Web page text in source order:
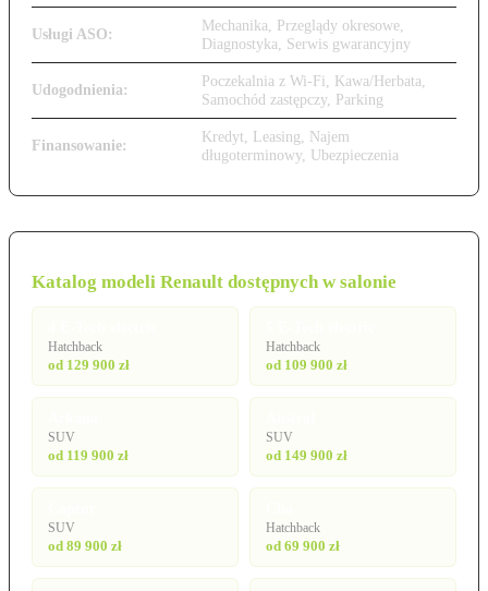
Usługi ASO:
Mechanika, Przeglądy okresowe,
Diagnostyka, Serwis gwarancyjny
Udogodnienia:
Poczekalnia z Wi-Fi, Kawa/Herbata,
Samochód zastępczy, Parking
Finansowanie:
Kredyt, Leasing, Najem
długoterminowy, Ubezpieczenia
Katalog modeli Renault dostępnych w salonie
Hatchback
od 129 900 zł
Hatchback
od 109 900 zł
SUV
od 119 900 zł
SUV
od 149 900 zł
SUV
od 89 900 zł
Hatchback
od 69 900 zł